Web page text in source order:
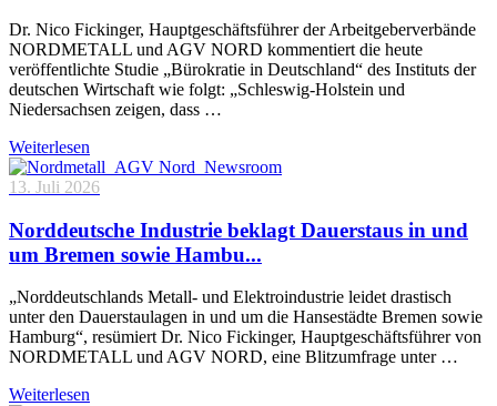
Dr. Nico Fickinger, Hauptgeschäftsführer der Arbeitgeberverbände
NORDMETALL und AGV NORD kommentiert die heute
veröffentlichte Studie „Bürokratie in Deutschland“ des Instituts der
deutschen Wirtschaft wie folgt: „Schleswig-Holstein und
Niedersachsen zeigen, dass …
Weiterlesen
13. Juli 2026
Norddeutsche Industrie beklagt Dauerstaus in und
um Bremen sowie Hambu...
„Norddeutschlands Metall- und Elektroindustrie leidet drastisch
unter den Dauerstaulagen in und um die Hansestädte Bremen sowie
Hamburg“, resümiert Dr. Nico Fickinger, Hauptgeschäftsführer von
NORDMETALL und AGV NORD, eine Blitzumfrage unter …
Weiterlesen